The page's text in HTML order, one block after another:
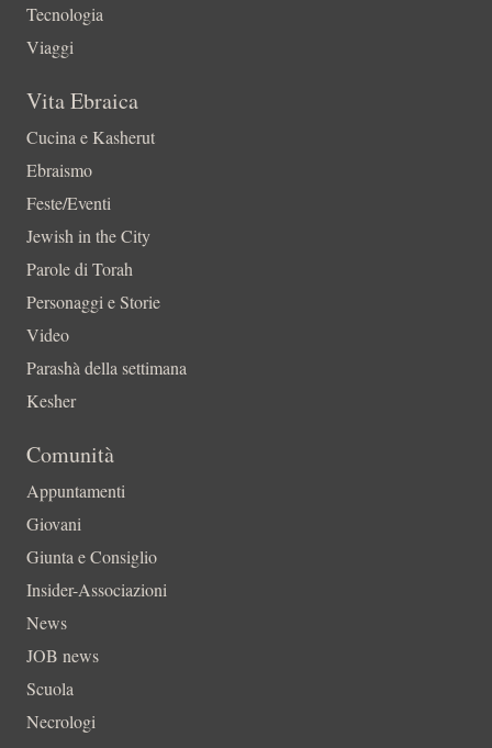
Tecnologia
Viaggi
Vita Ebraica
Cucina e Kasherut
Ebraismo
Feste/Eventi
Jewish in the City
Parole di Torah
Personaggi e Storie
Video
Parashà della settimana
Kesher
Comunità
Appuntamenti
Giovani
Giunta e Consiglio
Insider-Associazioni
News
JOB news
Scuola
Necrologi